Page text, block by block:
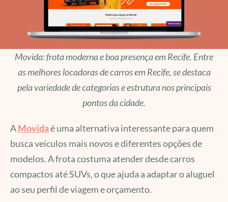
Movida: frota moderna e boa presença em Recife. Entre
as melhores locadoras de carros em Recife, se destaca
pela variedade de categorias e estrutura nos principais
pontos da cidade.
AMovidaé uma alternativa interessante para quem
busca veículos mais novos e diferentes opções de
modelos. A frota costuma atender desde carros
compactos até SUVs, o que ajuda a adaptar o aluguel
ao seu perfil de viagem e orçamento.